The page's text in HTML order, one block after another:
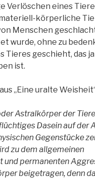
Verlöschen eines
materiell-körperliche
Menschen
wurde, ohne zu
Tieres geschieht, das
ist.
„Eine uralte
Astralkörper der
Dasein auf der
Gegenstücke
zu dem allgemeinen
und permanenten
beigetragen, denn